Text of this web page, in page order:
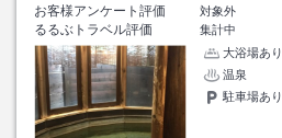
お客様アンケート評価
対象外
るるぶトラベル評価
集計中
大浴場あり
温泉
駐車場あり